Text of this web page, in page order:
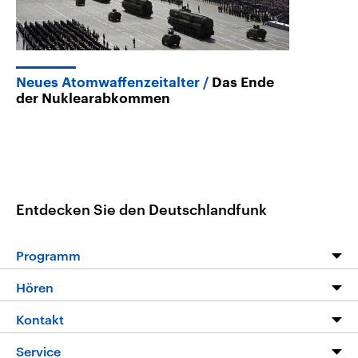
Neues Atomwaffenzeitalter
Das Ende
der Nuklearabkommen
Entdecken Sie den Deutschlandfunk
Programm
Programm
Die Nachrichten
Hören
Livestream
Kontakt
Hörerservice
Service